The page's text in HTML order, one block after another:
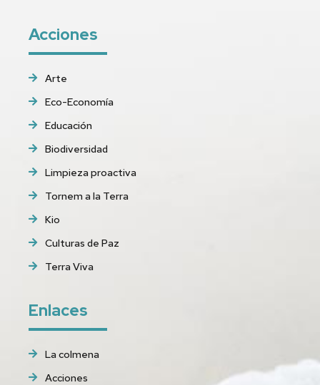
Acciones
Arte
Eco-Economía
Educación
Biodiversidad
Limpieza proactiva
Tornem a la Terra
Kio
Culturas de Paz
Terra Viva
Enlaces
La colmena
Acciones